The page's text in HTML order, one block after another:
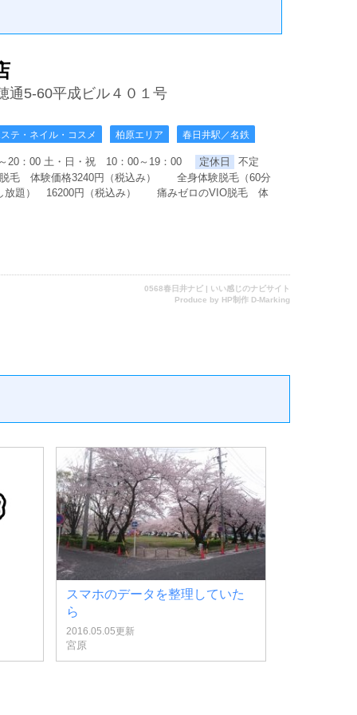
通5-60平成ビル４０１号
テ・ネイル・コスメ 柏原エリア 春日井駅／名鉄
20：00 土・日・祝 10：00～19：00 定休日
不定
脱毛 体験価格3240円（税込み） 全身体験脱毛（60分
し放題） 16200円（税込み） 痛みゼロのVIO脱毛 体
0568春日井ナビ | いい感じのナビサイト
Produce by HP制作 D-Marking
スマホのデータを整理していた
ら
2016.05.05更新
宮原